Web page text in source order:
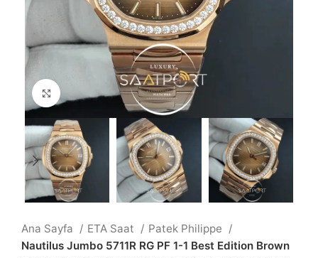
Büyütmek için tıklayın
Ana Sayfa ETA Saat
Patek Philippe
Nautilus Jumbo 5711R RG PF 1-1 Best Edition Brown